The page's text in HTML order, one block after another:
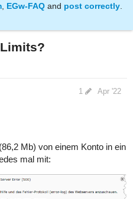
EGw-FAQ and post correctly
Apr '22
1
Mb) von einem Konto in ein
mal mit: